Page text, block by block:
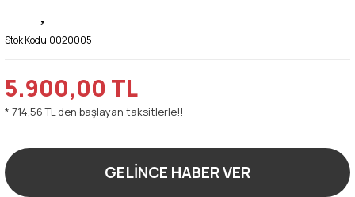
Stok Kodu:0020005
5.900,00 TL
* 714,56 TL den başlayan taksitlerle!!
GELİNCE HABER VER